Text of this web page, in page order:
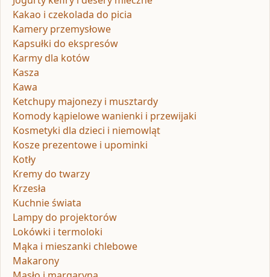
Kakao i czekolada do picia
Kamery przemysłowe
Kapsułki do ekspresów
Karmy dla kotów
Kasza
Kawa
Ketchupy majonezy i musztardy
Komody kąpielowe wanienki i przewijaki
Kosmetyki dla dzieci i niemowląt
Kosze prezentowe i upominki
Kotły
Kremy do twarzy
Krzesła
Kuchnie świata
Lampy do projektorów
Lokówki i termoloki
Mąka i mieszanki chlebowe
Makarony